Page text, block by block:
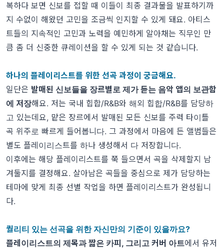
복하다 보면 신보를 접할 때 이들이 최종 결과물을 발표하기까
지 수없이 해왔던 고민을 조금씩 인지할 수 있게 돼요. 아티스
트들의 지속적인 고민과 노력을 예민하게 알아채는 직무인 만
큼 좀 더 신중한 큐레이션을 할 수 있게 되는 것 같습니다.
하나의 플레이리스트를 위한 선곡 과정이 궁금해요.
일단은 발매된 신보들을 장르별로 제가 듣는 음악 앱의 보관함
에 저장해요. 저는 국내 힙합/R&B와 해외 힙합/R&B를 담당하
고 있는데요, 맡은 장르에서 발매된 모든 신보를 주력 타이틀
곡 위주로 빠르게 들어봅니다. 그 과정에서 마음에 든 앨범들은
별도 플레이리스트를 하나 생성해서 다 저장합니다.
이후에는 해당 플레이리스트를 쭉 들으면서 곡을 삭제할지 남
겨둘지를 결정해요. 살아남은 곡들을 중심으로 제가 담당하는
테마에 맞게 최종 선별 작업을 하면 플레이리스트가 완성됩니
다.
퀄리티 있는 선곡을 위한 자신만의 기준이 있을까요?
플레이리스트의 제목과 짧은 카피, 그리고 커버 아트에서 유저